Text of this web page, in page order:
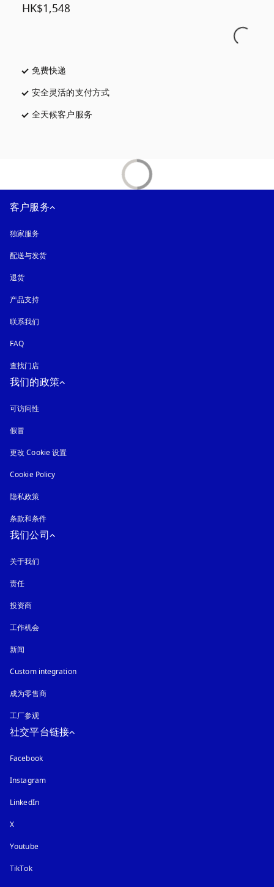
HK$1,548
免费快递
安全灵活的支付方式在新选项卡中打开
全天候客户服务
客户服务
独家服务
配送与发货
退货
产品支持
联系我们
FAQ
查找门店
我们的政策
可访问性
假冒
更改 Cookie 设置
Cookie Policy
隐私政策
条款和条件
我们公司
关于我们
责任
投资商
工作机会
新闻
Custom integration
成为零售商
工厂参观
社交平台链接
Facebook
Instagram在新选项卡中打开
LinkedIn
X
Youtube在新选项卡中打开
TikTok